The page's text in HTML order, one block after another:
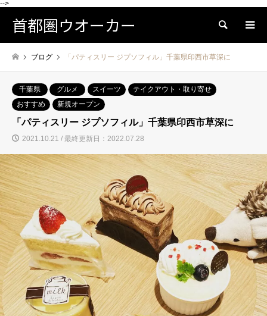
-->
首都圏ウオーカー 検索
ブログ 「パティスリー ジプソフィル」千葉県印西市草深に
千葉県 グルメ スイーツ
テイクアウト・取り寄せ
おすすめ
新規オープン
「パティスリー ジプソフィル」千葉県印西市草深に
2021.10.21 / 最終更新日：2022.07.28